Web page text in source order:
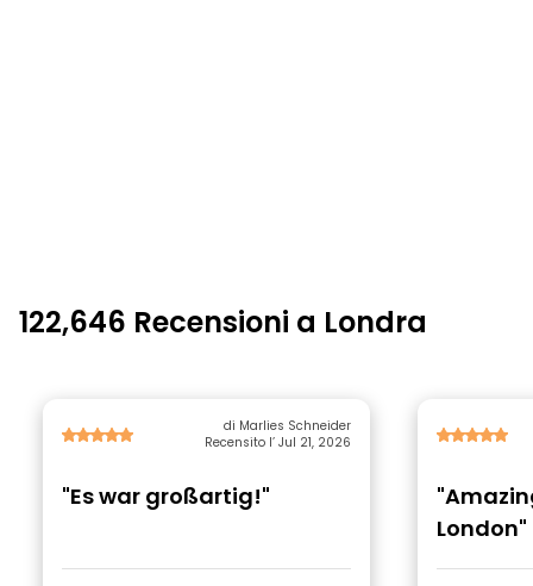
122,646 Recensioni a Londra
di Marlies Schneider
Recensito l’ Jul 21, 2026
"Es war großartig!"
London"